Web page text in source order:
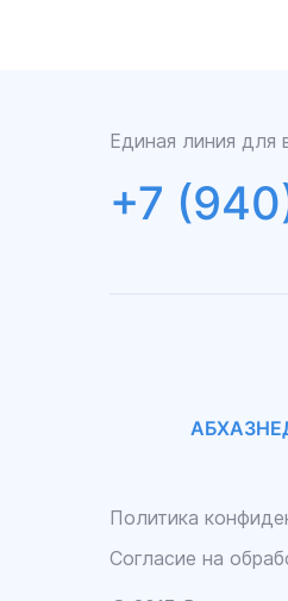
Единая линия для
+7
Политика
Согласие на